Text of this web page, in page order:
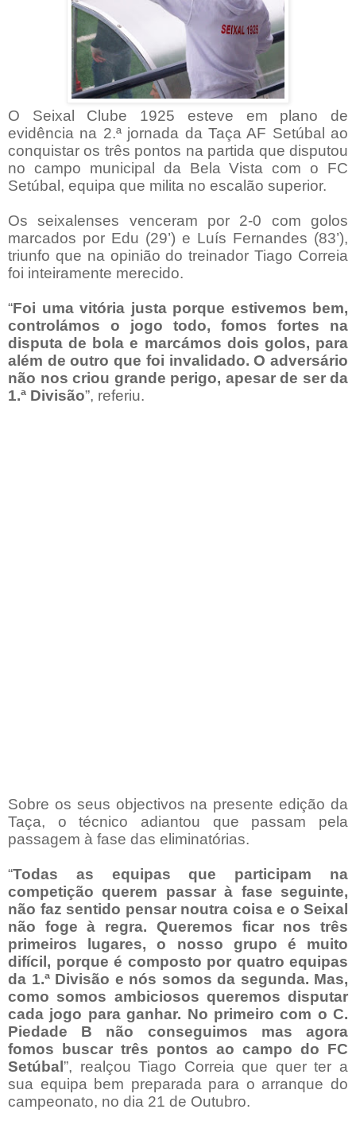
O Seixal Clube 1925 esteve em plano de
evidência na 2.ª jornada da Taça AF Setúbal ao
conquistar os três pontos na partida que disputou
no campo municipal da Bela Vista com o FC
Setúbal, equipa que milita no escalão superior.
Os seixalenses venceram por 2-0 com golos
marcados por Edu (29’) e Luís Fernandes (83’),
triunfo que na opinião do treinador Tiago Correia
foi inteiramente merecido.
“Foi uma vitória justa porque estivemos bem,
controlámos o jogo todo, fomos fortes na
disputa de bola e marcámos dois golos, para
além de outro que foi invalidado. O adversário
não nos criou grande perigo, apesar de ser da
1.ª Divisão”, referiu.
Sobre os seus objectivos na presente edição da
Taça, o técnico adiantou que passam pela
passagem à fase das eliminatórias.
“Todas as equipas que participam na
competição querem passar à fase seguinte,
não faz sentido pensar noutra coisa e o Seixal
não foge à regra. Queremos ficar nos três
primeiros lugares, o nosso grupo é muito
difícil, porque é composto por quatro equipas
da 1.ª Divisão e nós somos da segunda. Mas,
como somos ambiciosos queremos disputar
cada jogo para ganhar. No primeiro com o C.
Piedade B não conseguimos mas agora
fomos buscar três pontos ao campo do FC
Setúbal ”, realçou Tiago Correia que quer ter a
sua equipa bem preparada para o arranque do
campeonato, no dia 21 de Outubro.